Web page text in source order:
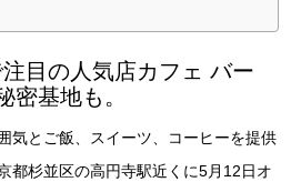
目の人気店カフェ バー
密基地も。
気とご飯、スイーツ、コーヒーを提供
都杉並区の高円寺駅近くに5月12日オ